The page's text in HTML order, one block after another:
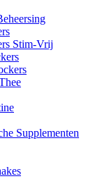
Stim-Vrij
Supplementen